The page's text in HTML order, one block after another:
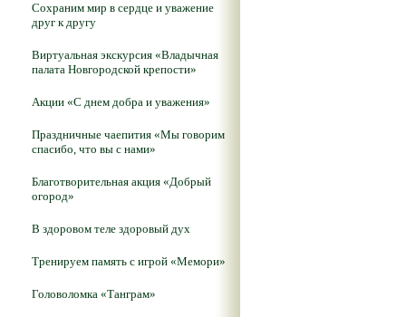
Сохраним мир в сердце и уважение
друг к другу
Виртуальная экскурсия «Владычная
палата Новгородской крепости»
Акции «С днем добра и уважения»
Праздничные чаепития «Мы говорим
спасибо, что вы с нами»
Благотворительная акция «Добрый
огород»
В здоровом теле здоровый дух
Тренируем память с игрой «Мемори»
Головоломка «Танграм»